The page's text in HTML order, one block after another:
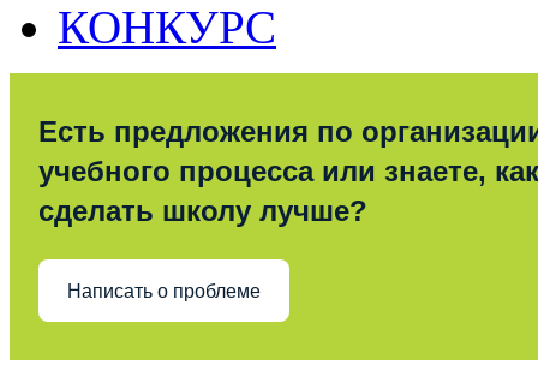
КОНКУРС
Есть предложения по
учебного процесса или знаете, как
сделать школу лучше?
Написать о проблеме